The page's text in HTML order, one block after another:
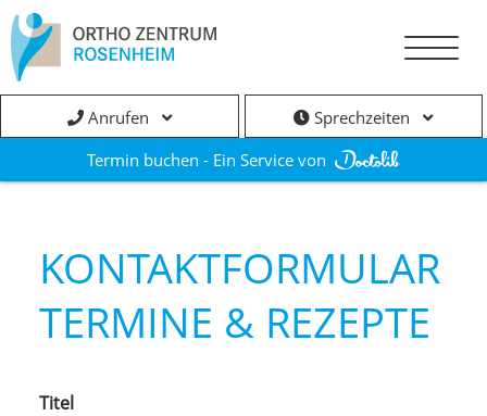
Anrufen
Sprechzeiten
Termin buchen - Ein Service von
KONTAKTFORMULAR
TERMINE & REZEPTE
Titel